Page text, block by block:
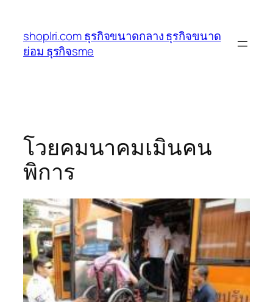
เนื้อหา
shoplri.com ธุรกิจขนาดกลาง ธุรกิจขนาด
ย่อม ธุรกิจsme
โวยคมนาคมเมินคน
พิการ